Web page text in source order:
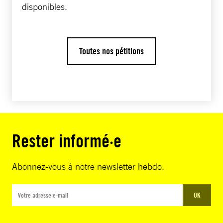
de la population civile, qui ne fait qu’exercer
ces protestations, et des centaines de
qui ne peut y avoir recours.
Tant qu’il n’existera pas de voie claire vers la
Venezuela restera enlisé dans cette grave crise
nous observons depuis longtemps.
disponibles.
Toutes nos pétitions
Rester informé·e
Abonnez-vous à notre newsletter hebdo.
OK